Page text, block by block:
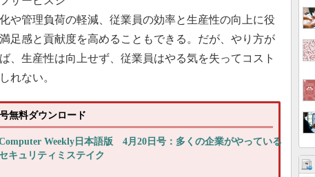
や管理負荷の軽減、従業員の効率と生産性の向上に役
足感と貢献度を高めることもできる。だが、やり方が
、生産性は向上せず、従業員はやる気を失ってコスト
れない。
無料ダウンロード
Weekly日本語版 4月20日号：多くの企業がやっている
キュリティミステイク